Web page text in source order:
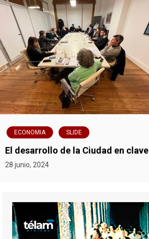
ECONOMIA SLIDE
El desarrollo de la Ciudad en
28 junio, 2024